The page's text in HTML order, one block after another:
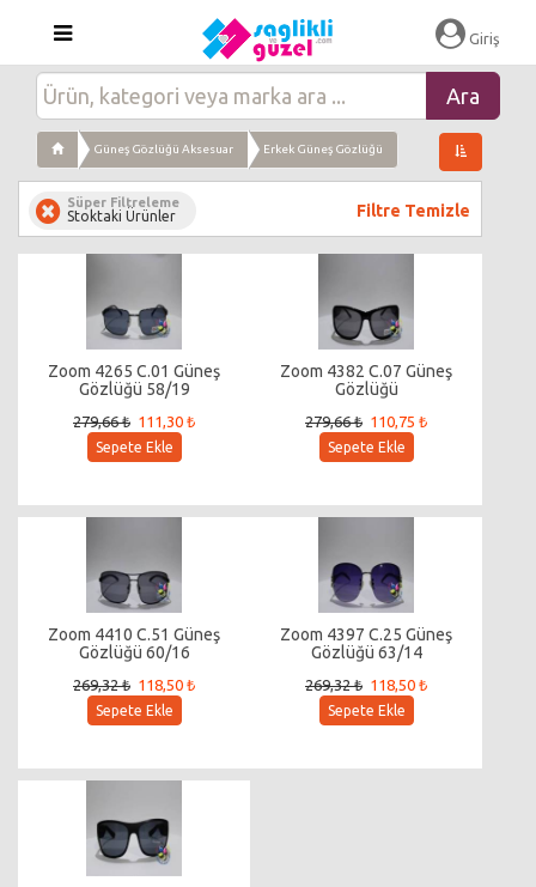
Giriş
Güneş Gözlüğü Aksesuar Erkek Güneş Gözlüğü
Süper Filtreleme
Stoktaki Ürünler Filtre Temizle
Zoom 4265 C.01 Güneş
Gözlüğü 58/19
279,66 ₺ 111,30 ₺
Sepete Ekle
Zoom 4382 C.07 Güneş
Gözlüğü
279,66 ₺ 110,75 ₺
Sepete Ekle
Zoom 4410 C.51 Güneş
Gözlüğü 60/16
269,32 ₺ 118,50 ₺
Sepete Ekle
Zoom 4397 C.25 Güneş
Gözlüğü 63/14
269,32 ₺ 118,50 ₺
Sepete Ekle